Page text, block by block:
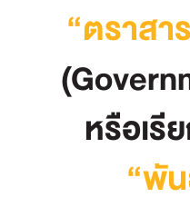
“ตราสา
หรือเรี
“พั